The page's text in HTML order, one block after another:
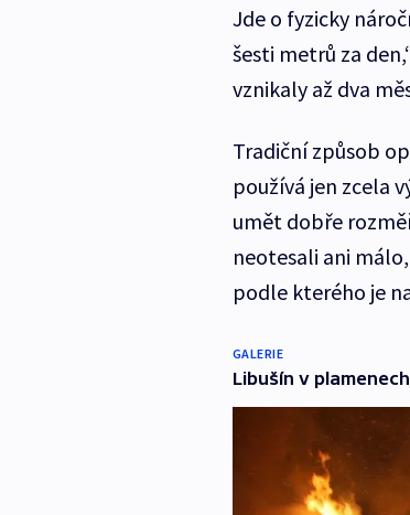
Jde o fyzicky
šesti metrů za
vznikaly až dva
Tradiční způsob
používá jen zcela
umět dobře
neotesali ani
podle kterého je
GALERIE
Libušín v plamenech